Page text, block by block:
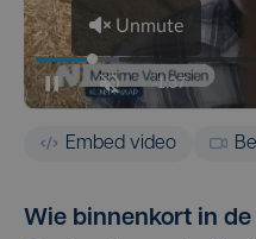
Embed video
Wie binnenkort in